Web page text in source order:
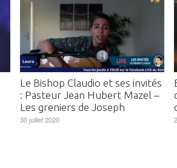
Le Bishop Claudio et ses invités
: Pasteur Jean Hubert Mazel –
Les greniers de Joseph
30 juillet 2020